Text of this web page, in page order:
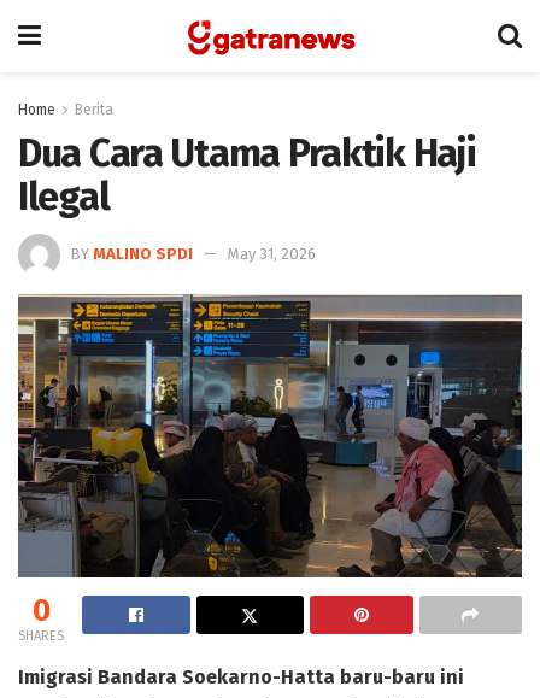
Home Berita
Dua Cara Utama Praktik Haji
Ilegal
BY MALINO SPDI May 31, 2026
0
SHARES
Imigrasi Bandara Soekarno-Hatta baru-baru ini